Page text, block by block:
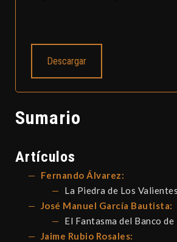
Descargar
Sumario
Artículos
Fernando Álvarez:
La Piedra de Los Valientes
José Manuel García Bautista:
El Fantasma del Banco de
Jaime Rubio Rosales: